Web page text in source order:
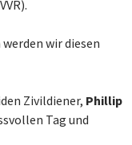
werden wir diesen
Zivildiener, Phillip
Tag und